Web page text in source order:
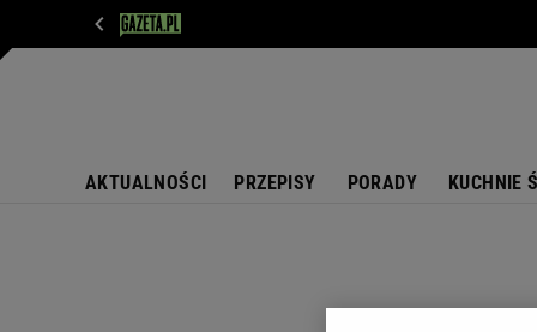
AKTUALNOŚCI PRZEPISY PORADY KUCHNIE